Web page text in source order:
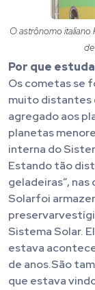
O astrônomo italiano
Por que
Os cometas se
muito distantes
agregado aos
planetas
interna do
Estando tão
geladeiras”,
Solarfoi
Sistema Solar.
estava
de anos.São
que estava